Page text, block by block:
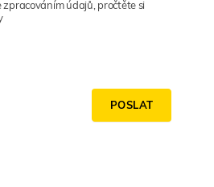
zpracováním údajů, pročtěte si
POSLAT